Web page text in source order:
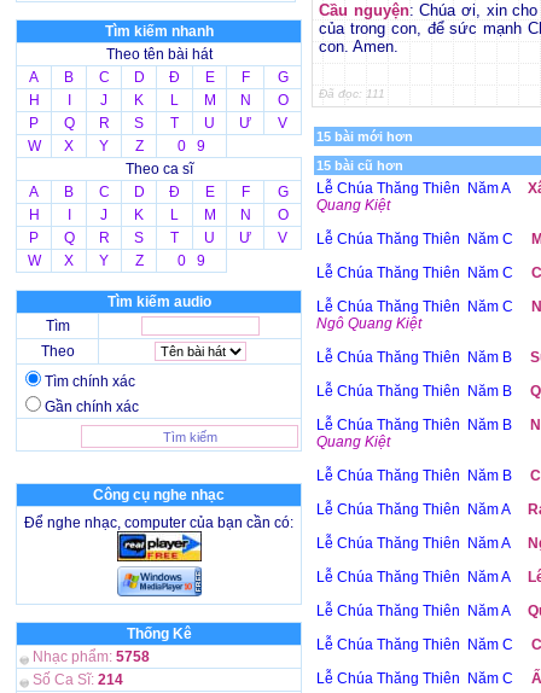
Tìm kiếm nhanh
Theo tên bài hát
A
B C D Đ E F
G
H
J K L M N
O
P
Q R S T U Ư
V
W
X Y Z
0 9
Theo ca sĩ
A
B C D Đ E F
G
H
J K L M N
O
P
Q R S T U Ư
V
W
X Y Z 0 9
Tìm kiếm audio
Tìm
Theo
Tìm chính xác
Gần chính xác
Công cụ nghe nhạc
Để nghe nhạc, computer của bạn cần có:
Thống Kê
Nhạc phẩm: 5758
Số Ca Sĩ: 214
Cầu nguyện: Chúa ơi, xin
của trong con, để sức mạnh
con. Amen.
Đã đọc: 111
15 bài mới hơn
15 bài cũ hơn
Lễ Chúa Thăng Thiên Năm A
Quang Kiệt
Lễ Chúa Thăng Thiên Năm C
Lễ Chúa Thăng Thiên Năm C
Lễ Chúa Thăng Thiên Năm C
Ngô Quang Kiệt
Lễ Chúa Thăng Thiên Năm B
Lễ Chúa Thăng Thiên Năm B
Lễ Chúa Thăng Thiên Năm B
Quang Kiệt
Lễ Chúa Thăng Thiên Năm B
Lễ Chúa Thăng Thiên Năm A
Lễ Chúa Thăng Thiên Năm A
Lễ Chúa Thăng Thiên Năm A
Lễ Chúa Thăng Thiên Năm A
Lễ Chúa Thăng Thiên Năm C
Lễ Chúa Thăng Thiên Năm C